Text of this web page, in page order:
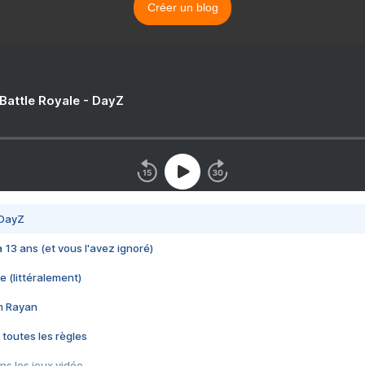
Créer un blog
Royale - DayZ
13 ans (et vous l'avez ignoré)
(littéralement)
Rayan
toutes les règles